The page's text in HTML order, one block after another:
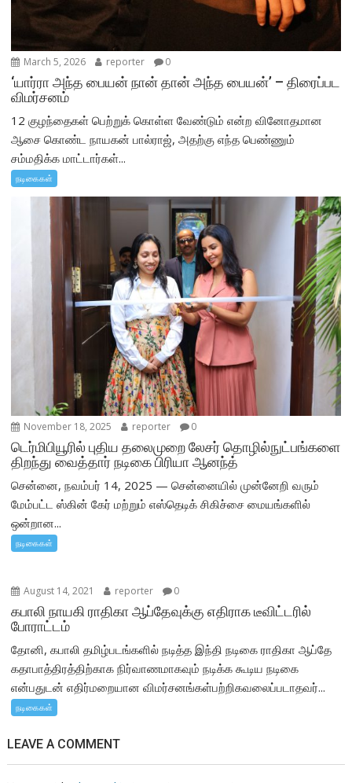
March 5, 2026 reporter 0
‘யார்ரா அந்த பையன் நான் தான் அந்த பையன்’ – திரைப்பட
விமர்சனம்
12 குழந்தைகள் பெற்றுக் கொள்ள வேண்டும் என்ற வினோதமான
ஆசை கொண்ட நாயகன் பால்ராஜ், அதற்கு எந்த பெண்ணும்
சம்மதிக்க மாட்டார்கள்...
நடிகைகள்
November 18, 2025 reporter 0
டெர்மிபியூரில் புதிய தலைமுறை லேசர் தொழில்நுட்பங்களை
திறந்து வைத்தார் நடிகை பிரியா ஆனந்த்
சென்னை, நவம்பர் 14, 2025 — சென்னையில் முன்னேறி வரும்
மேம்பட்ட ஸ்கின் கேர் மற்றும் எஸ்தெடிக் சிகிச்சை மையங்களில்
ஒன்றான...
நடிகைகள்
August 14, 2021 reporter 0
கபாலி நாயகி ராதிகா ஆப்தேவுக்கு எதிராக டீவிட்டரில்
போராட்டம்
தோனி, கபாலி தமிழ்படங்களில் நடித்த இந்தி நடிகை ராதிகா ஆப்தே
கதாபாத்திரத்திற்காக நிர்வாணமாகவும் நடிக்க கூடிய நடிகை
என்பதுடன் எதிர்மறையான விமர்சனங்கள்பற்றிகவலைப்படாதவர்...
நடிகைகள்
LEAVE A COMMENT